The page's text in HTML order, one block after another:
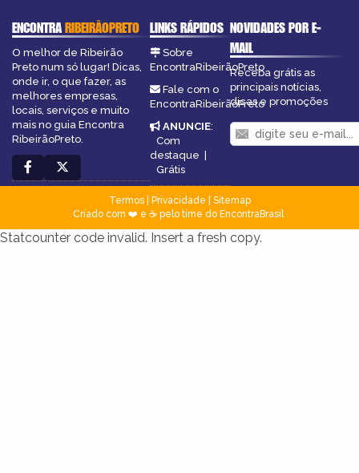
ENCONTRARIBEIRÃOPRETO
O melhor de Ribeirão
Preto num só lugar! Dicas,
onde ir, o que fazer, as
melhores empresas,
locais, serviços e muito
mais no guia Encontra
RibeirãoPreto.
LINKS RÁPIDOS
Sobre
EncontraRibeirãoPreto
Fale com o
EncontraRibeirãoPreto
ANUNCIE:
Com
destaque |
Grátis
NOVIDADES POR E-
MAIL
Receba grátis as
principais notícias,
dicas e promoções
Termos| Privacidade
Sitemap
Criado com ❤️ e ☕ pelo time do EncontraBrasil
Statcounter code invalid. Insert a fresh copy.